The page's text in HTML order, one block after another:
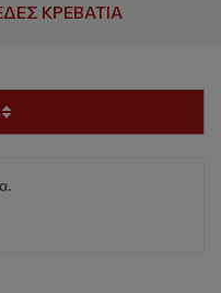
ΚΡΕΒΆΤΙΑ